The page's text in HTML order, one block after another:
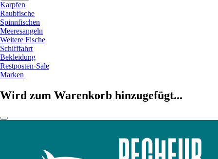
Karpfen
Raubfische
Spinnfischen
Meeresangeln
Weitere Fische
Schifffahrt
Bekleidung
Restposten-Sale
Marken
Wird zum Warenkorb hinzugefügt...